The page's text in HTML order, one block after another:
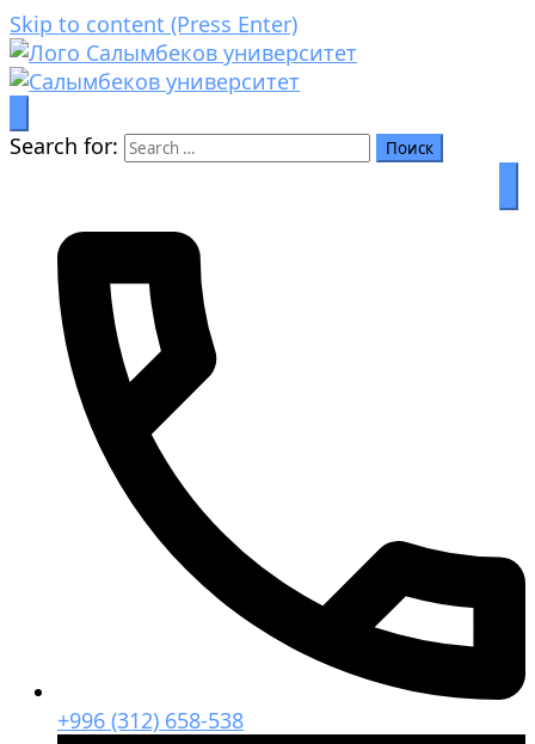
Skip to content (Press Enter)
Салымбеков университет
Билим аркылуу өркүндөө
Search for:
+996 (312) 658-538